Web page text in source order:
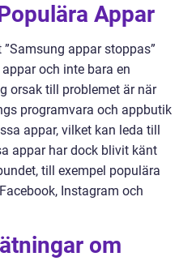
Appar
appar stoppas”
och inte bara en
orsak till problemet är när
programvara och appbutik
appar, vilket kan leda till
appar har dock blivit känt
till exempel populära
Instagram och
om